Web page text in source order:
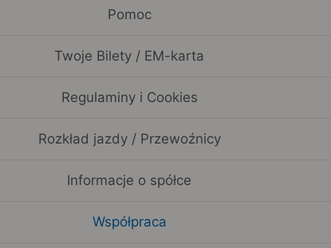
Pomoc
Twoje Bilety / EM-karta
Regulaminy i Cookies
Rozkład jazdy / Przewoźnicy
Informacje o spółce
Współpraca